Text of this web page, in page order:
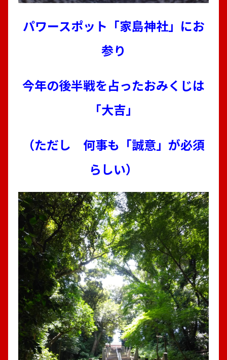
パワースポット「家島神社」にお
参り
今年の後半戦を占ったおみくじは
「大吉」
（ただし 何事も「誠意」が必須
らしい）